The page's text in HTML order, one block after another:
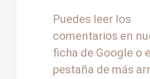
Puedes leer los
comentarios en
ficha de Google o
pestaña de más